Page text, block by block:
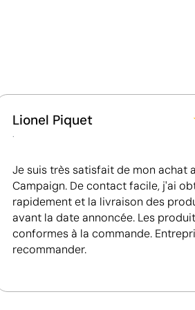
Votre motif imprimé en
L’impression numérique
Fournisseur récompensé par la
Platinum, figurant parmi le 1 %
mieux classées en matière de
Lionel Piquet
.
Je suis très satisfait de mon achat
Campaign. De contact facile, j'ai
rapidement et la livraison des
avant la date annoncée. Les
conformes à la commande.
recommander.